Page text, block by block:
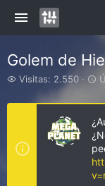
Golem de
V
s
a
s
Visitas: 2.550
Ú
t
i
a
a
c
t